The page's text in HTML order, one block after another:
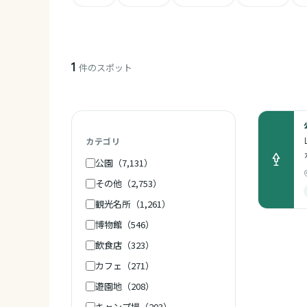
1 件のスポット
カテゴリ
公園（7,131）
その他（2,753）
観光名所（1,261）
博物館（546）
飲食店（323）
カフェ（271）
遊園地（208）